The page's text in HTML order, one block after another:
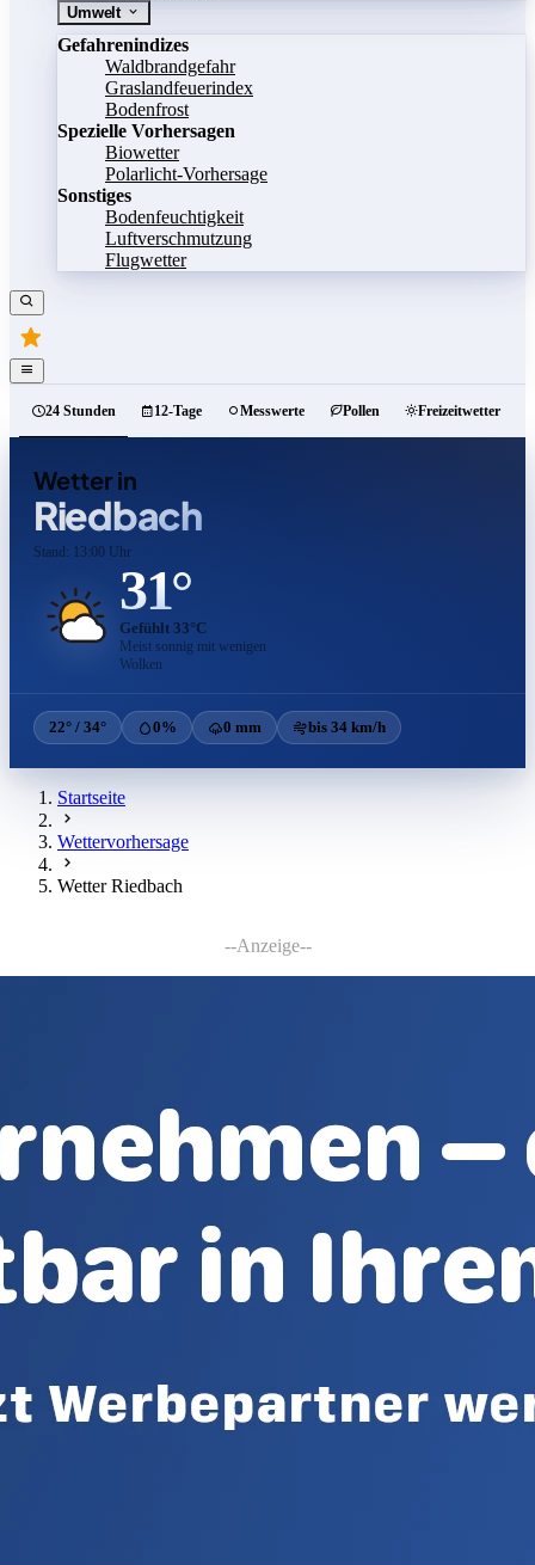
Umwelt
Gefahrenindizes
Waldbrandgefahr
Graslandfeuerindex
Bodenfrost
Spezielle Vorhersagen
Biowetter
Polarlicht-Vorhersage
Sonstiges
Bodenfeuchtigkeit
Luftverschmutzung
Flugwetter
24 Stunden 12-Tage Messwerte Pollen Freizeitwetter
Wetter in
Riedbach
Stand: 13:00 Uhr
31°
Gefühlt 33°C
Meist sonnig mit wenigen
Wolken
22° / 34° 0% 0 mm bis 34 km/h
Startseite
Wettervorhersage
Wetter Riedbach
--Anzeige--